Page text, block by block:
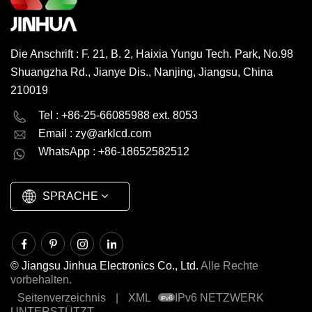
Die Anschrift : F. 21, B. 2, Haixia Yungu Tech. Park, No.98
Shuangzha Rd., Jianye Dis., Nanjing, Jiangsu, China
210019
Tel : +86-25-66085988 ext. 8053
Email : zy@arklcd.com
WhatsApp : +86-18652582512
SPRACHE
English Deutsch
русский español
العربية
© Jiangsu Jinhua Electronics Co., Ltd. Alle Rechte
vorbehalten.
Seitenverzeichnis
XML
IPv6 NETZWERK